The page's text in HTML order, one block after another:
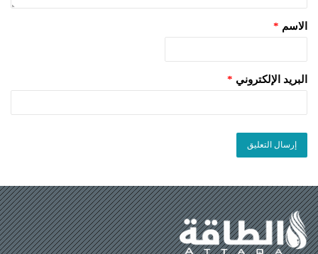
الاسم *
البريد الإلكتروني *